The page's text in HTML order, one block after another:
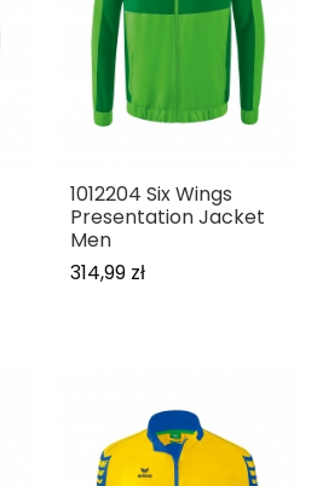
1012204 Six Wings
Presentation Jacket
Men
314,99 zł